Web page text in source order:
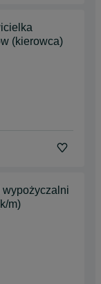
(kierowca)
m)